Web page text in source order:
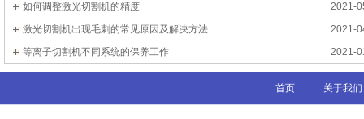
2021-
如何调整激光切割机的精度
2021-
激光切割机出现毛刺的常见原因及解决方法
2021-
等离子切割机不同系统的保养工作
首页 关于我们